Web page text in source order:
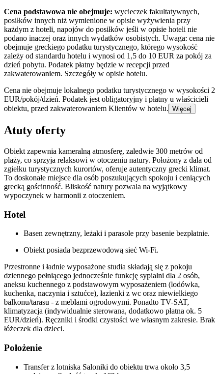
Cena podstawowa nie obejmuje: wycieczek fakultatywnych,
posiłków innych niż wymienione w opisie wyżywienia przy
każdym z hoteli, napojów do posiłków jeśli w opisie hoteli nie
podano inaczej oraz innych wydatków osobistych. Uwaga: cena nie
obejmuje greckiego podatku turystycznego, którego wysokość
zależy od standardu hotelu i wynosi od 1,5 do 10 EUR za pokój za
dzień pobytu. Podatek płatny będzie w recepcji przed
zakwaterowaniem. Szczegóły w opisie hotelu.
Cena nie obejmuje lokalnego podatku turystycznego w wysokości 2
EUR/pokój/dzień. Podatek jest obligatoryjny i płatny u właścicieli
obiektu, przed zakwaterowaniem Klientów w hotelu. Więcej
Atuty oferty
Obiekt zapewnia kameralną atmosferę, zaledwie 300 metrów od
plaży, co sprzyja relaksowi w otoczeniu natury. Położony z dala od
zgiełku turystycznych kurortów, oferuje autentyczny grecki klimat.
To doskonałe miejsce dla osób poszukujących spokoju i ceniących
grecką gościnność. Bliskość natury pozwala na wyjątkowy
wypoczynek w harmonii z otoczeniem.
Hotel
Basen zewnętrzny, leżaki i parasole przy basenie bezpłatnie.
Obiekt posiada bezprzewodową sieć Wi-Fi.
Przestronne i ładnie wyposażone studia składają się z pokoju
dziennego pełniącego jednocześnie funkcję sypialni dla 2 osób,
aneksu kuchennego z podstawowym wyposażeniem (lodówka,
kuchenka, naczynia i sztućce), łazienki z wc oraz niewielkiego
balkonu/tarasu - z meblami ogrodowymi. Ponadto TV-SAT,
klimatyzacja (indywidualnie sterowana, dodatkowo płatna ok. 5
EUR/dzień). Ręczniki i środki czystości we własnym zakresie. Brak
łóżeczek dla dzieci.
Położenie
Transfer z lotniska Saloniki do obiektu trwa około 3,5